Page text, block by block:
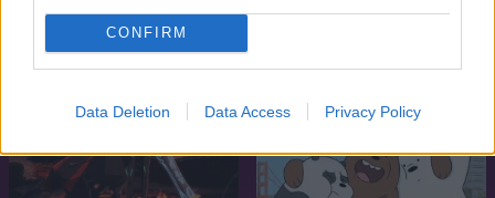
CONFIRM
Data Deletion Data Access Privacy Policy